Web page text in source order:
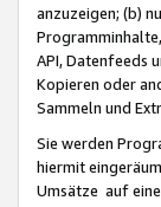
anzuzeigen; (b)
API, Datenfeeds
Kopieren oder
Sammeln und
Sie werden
hiermit
Umsätze auf